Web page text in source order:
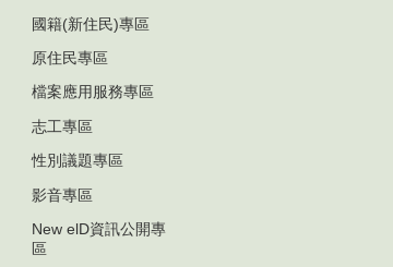
國籍(新住民)專區
原住民專區
檔案應用服務專區
志工專區
性別議題專區
影音專區
New elD資訊公開專
區